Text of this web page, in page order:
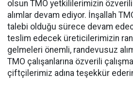
olsun TMO yetkililerimizin özverili
alımlar devam ediyor. İnşallah
talebi olduğu sürece devam
teslim edecek üreticilerimizin
gelmeleri önemli, randevusuz
TMO çalışanlarına özverili
çiftçilerimiz adına teşekkür